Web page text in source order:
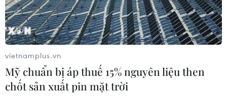
vietnamplus.vn
Mỹ chuẩn bị áp thuế 15% nguyên liệu then
chốt sản xuất pin mặt trời